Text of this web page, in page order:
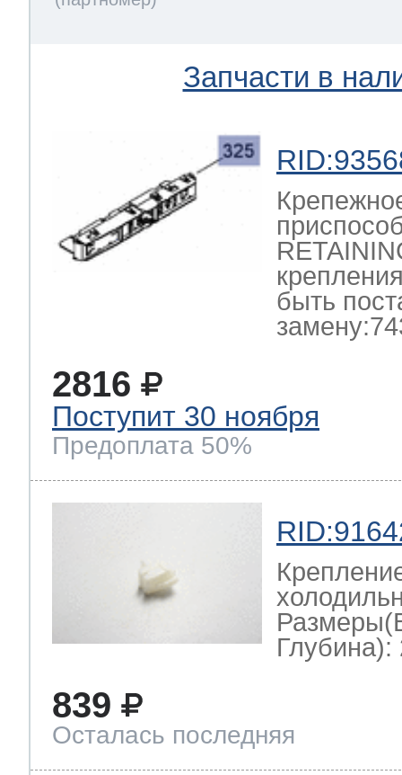
Запчасти в
быть
2816
Поступит 30 ноября
Предоплата 50%
Глубина):
839
Осталась последняя